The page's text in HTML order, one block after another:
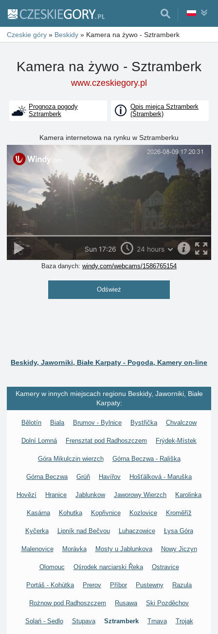
Czeskie góry » Beskidy » Kamera na żywo - Sztramberk
Kamera na żywo - Sztramberk
www.czeskiegory.pl
Prognoza pogody
Sztramberk
Opis miejca Sztramberk
(Štramberk)
Kamera internetowa na rynku w Sztramberku
Baza danych: windy.com/webcams/1586765154
Odśwież
Beskidy, Jaworniki, Białe Karpaty - Pogoda, Kamery on-line
Kamery w innych miejscach regionu Beskidy, Jaworniki, Białe
Karpaty:
Bělotín Biala Brumov - Bylnice Bystřička Chvalczow
Dolní Lomná Frensztat pod Radhoszczem Frýdek-Místek
Góra Mikulczin wierzch Górna Beczwa - Rališka
Górna Beczwa Grúň Havířov Hošťálková - Maruška
Hovězí Hranice Jablunkow Jaworowy Wierzch Karolinka
Kasárna Kohutka Kopřivnice Kozlovice Kroměříž
Kyčerka Lipník nad Bečvou Luhaczowice Łysa Góra
Malenovice Morávka Mosty u Jablunkova Nowy Jiczyn
Olomouc Ośrodek narciarski Řeka Ostravice
Portáš - Kohútka Prerov Příbor Pustewny Razula
Rożnow pod Radhoszczem Rusawa Ski Pozděchov
Solań - Sedlo Stupava Sztramberk Trnava Trojak